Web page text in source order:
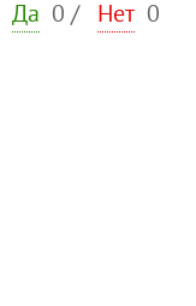
Да 0 / Нет 0